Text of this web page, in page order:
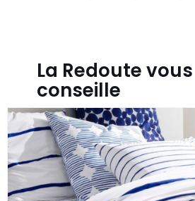
La Redoute vous
conseille